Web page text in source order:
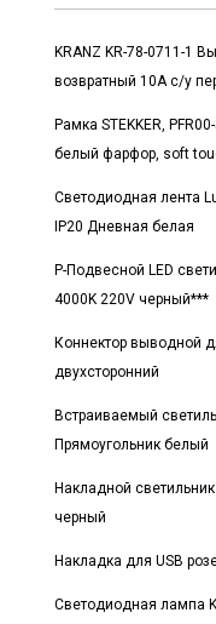
KRANZ KR-78-0711-1
возвратный 10А с/у
Рамка STEKKER,
белый фарфор, soft
Светодиодная лента
IP20 Дневная белая
Р-Подвесной LED
4000K 220V черный***
Коннектор выводной
двухсторонний
Встраиваемый
Прямоугольник белый
Накладной
черный
Накладка для USB
Светодиодная лампа